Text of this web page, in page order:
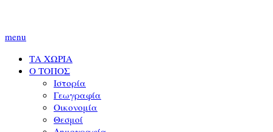
menu
ΤΑ ΧΩΡΙΑ
Ο ΤΟΠΟΣ
Ιστορία
Γεωγραφία
Οικονομία
Θεσμοί